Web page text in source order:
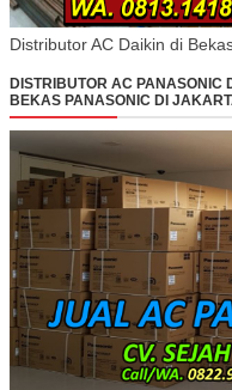
Distributor AC Daikin di
DISTRIBUTOR AC
BEKAS PANASONIC DI